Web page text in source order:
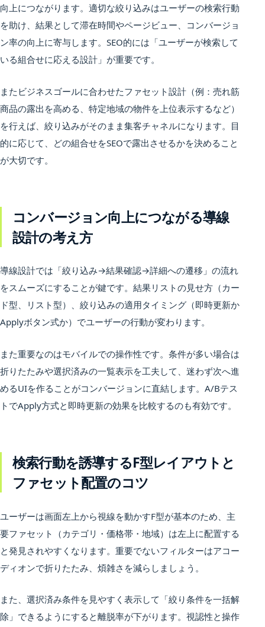
向上につながります。適切な絞り込みはユーザーの検索行動
を助け、結果として滞在時間やページビュー、コンバージョ
ン率の向上に寄与します。SEO的には「ユーザーが検索して
いる組合せに応える設計」が重要です。
またビジネスゴールに合わせたファセット設計（例：売れ筋
商品の露出を高める、特定地域の物件を上位表示するなど）
を行えば、絞り込みがそのまま集客チャネルになります。目
的に応じて、どの組合せをSEOで露出させるかを決めること
が大切です。
コンバージョン向上につながる導線
設計の考え方
導線設計では「絞り込み→結果確認→詳細への遷移」の流れ
をスムーズにすることが鍵です。結果リストの見せ方（カー
ド型、リスト型）、絞り込みの適用タイミング（即時更新か
Applyボタン式か）でユーザーの行動が変わります。
また重要なのはモバイルでの操作性です。条件が多い場合は
折りたたみや選択済みの一覧表示を工夫して、迷わず次へ進
めるUIを作ることがコンバージョンに直結します。A/Bテス
トでApply方式と即時更新の効果を比較するのも有効です。
検索行動を誘導するF型レイアウトと
ファセット配置のコツ
ユーザーは画面左上から視線を動かすF型が基本のため、主
要ファセット（カテゴリ・価格帯・地域）は左上に配置する
と発見されやすくなります。重要でないフィルターはアコー
ディオンで折りたたみ、煩雑さを減らしましょう。
また、選択済み条件を見やすく表示して「絞り条件を一括解
除」できるようにすると離脱率が下がります。視認性と操作